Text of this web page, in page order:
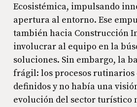
Ecosistémica, impulsando
apertura al entorno. Ese
también hacia Construcción
involucrar al equipo en la
soluciones. Sin embargo, la
frágil: los procesos rutinarios
definidos y no había una
evolución del sector turístico